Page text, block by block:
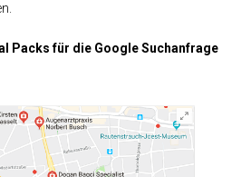
Packs für die Google Suchanfrage